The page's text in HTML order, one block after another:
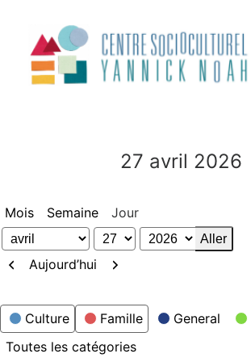
contenu
27 avril 2026
Mois Semaine Jour
Mois
Jour
Année
Précédent
Aujourd’hui Suivant
Catégories
Culture Famille General
Toutes les catégories